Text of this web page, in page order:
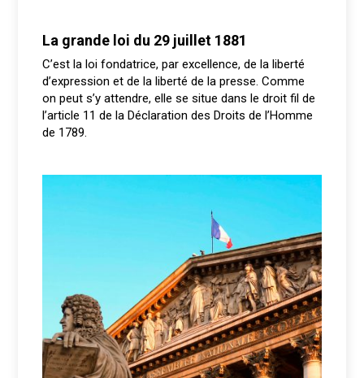
La grande loi du 29 juillet 1881
C’est la loi fondatrice, par excellence, de la liberté
d’expression et de la liberté de la presse. Comme
on peut s’y attendre, elle se situe dans le droit fil de
l’article 11 de la Déclaration des Droits de l’Homme
de 1789.